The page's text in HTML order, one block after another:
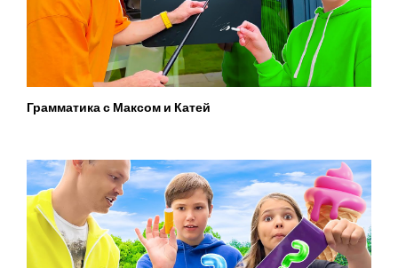
Грамматика с Максом и Катей